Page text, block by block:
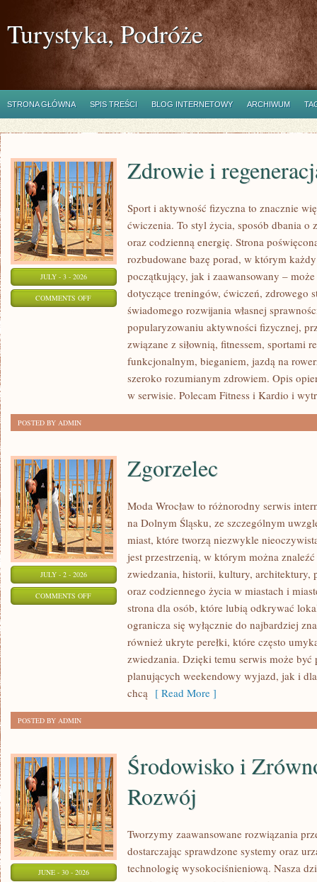
Turystyka, Podróże
STRONA GŁÓWNA SPIS TREŚCI BLOG INTERNETOWY ARCHIWUM
JULY - 3 - 2026
COMMENTS OFFON
REGENERACJA
Zdrowie i
Sport i aktywność fizyczna to znacznie
ćwiczenia. To styl życia, sposób dbania o
oraz codzienną energię. Strona
rozbudowane bazę porad, w którym
początkujący, jak i zaawansowany –
dotyczące treningów, ćwiczeń, zdrowego
świadomego rozwijania własnej
popularyzowaniu aktywności fizycznej,
związane z siłownią, fitnessem, sportami
funkcjonalnym, bieganiem, jazdą na
szeroko rozumianym zdrowiem. Opis
w serwisie. Polecam Fitness i Kardio i
POSTED BY ADMIN
JULY - 2 - 2026
COMMENTS OFFON
ZGORZELEC
Zgorzelec
Moda Wrocław to różnorodny serwis
na Dolnym Śląsku, ze szczególnym
miast, które tworzą niezwykle
jest przestrzenią, w którym można
zwiedzania, historii, kultury, architektury,
oraz codziennego życia w miastach i
strona dla osób, które lubią odkrywać
ogranicza się wyłącznie do najbardziej
również ukryte perełki, które często
zwiedzania. Dzięki temu serwis może
planujących weekendowy wyjazd, jak i
chcą [ Read More ]
POSTED BY ADMIN
JUNE - 30 - 2026
Środowisko i
Rozwój
Tworzymy zaawansowane rozwiązania
dostarczając sprawdzone systemy oraz
technologię wysokociśnieniową. Nasza